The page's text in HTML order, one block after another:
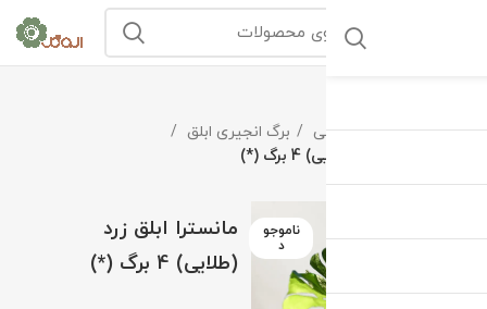
خانه گیاهان طبیعی
برگ انجیری ابلق
مانسترا ابلق زرد (طلایی) 4 برگ (*)
ناموجو
د
مانسترا ابلق زرد
(طلایی) 4 برگ (*)